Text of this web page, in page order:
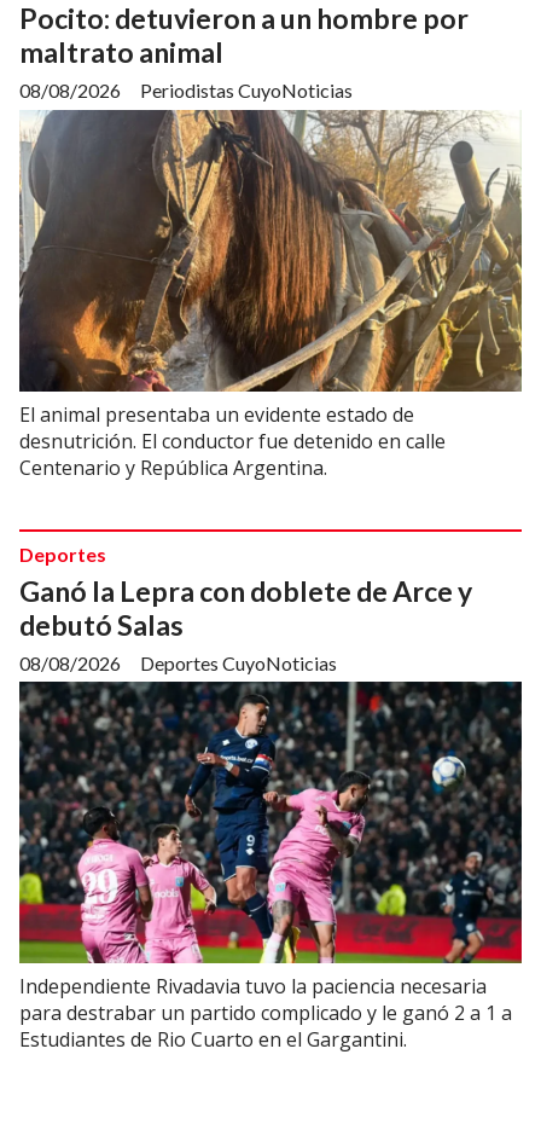
Pocito: detuvieron a un hombre por
maltrato animal
Periodistas CuyoNoticias
08/08/2026
El animal presentaba un evidente estado de
desnutrición. El conductor fue detenido en calle
Centenario y República Argentina.
Ganó la Lepra con doblete de Arce y
debutó Salas
Deportes CuyoNoticias
Deportes
08/08/2026
Independiente Rivadavia tuvo la paciencia necesaria
para destrabar un partido complicado y le ganó 2 a 1 a
Estudiantes de Rio Cuarto en el Gargantini.